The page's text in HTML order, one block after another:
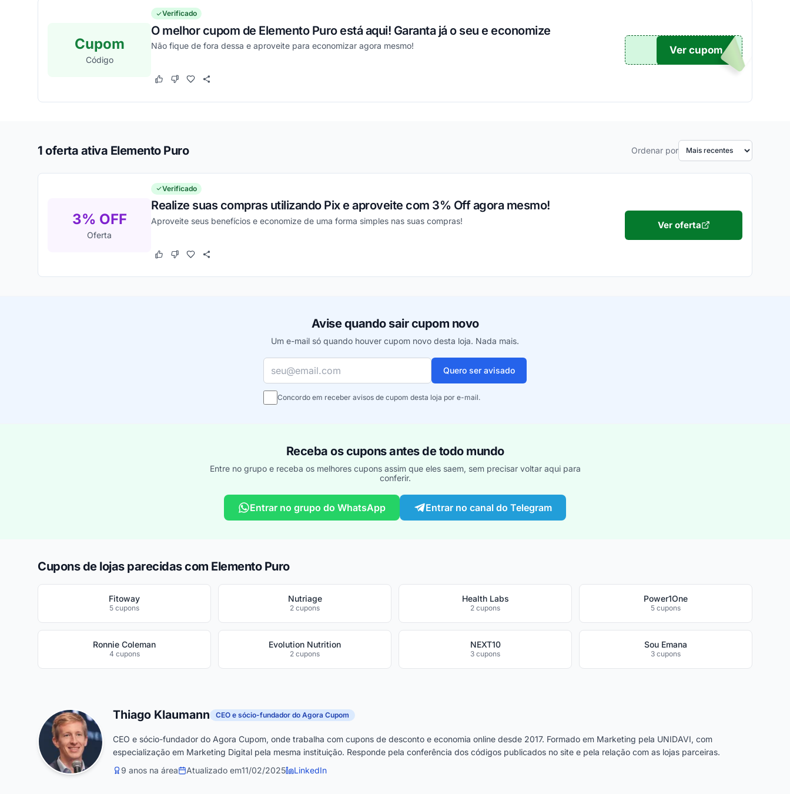
Cupom
Código
Verificado
O melhor cupom de Elemento Puro está aqui! Garanta já o seu e economize
Não fique de fora dessa e aproveite para economizar agora mesmo!
Este cupom funcionou
Este cupom não funcionou
TICO
Ver cupom
1 oferta ativa Elemento Puro Ordenar por
3% OFF
Oferta
Verificado
Realize suas compras utilizando Pix e aproveite com 3% Off agora mesmo!
Aproveite seus benefícios e economize de uma forma simples nas suas compras!
Este cupom funcionou
Este cupom não funcionou
Ver oferta
Avise quando sair cupom novo
Um e-mail só quando houver cupom novo desta loja. Nada mais.
Quero ser avisado
Concordo em receber avisos de cupom desta loja por e-mail.
Receba os cupons antes de todo mundo
Entre no grupo e receba os melhores cupons assim que eles saem, sem precisar voltar aqui para
conferir.
Entrar no grupo do WhatsApp Entrar no canal do Telegram
Cupons de lojas parecidas com Elemento Puro
Fitoway
5 cupons
Nutriage
2 cupons
Health Labs
2 cupons
Power1One
5 cupons
Ronnie Coleman
4 cupons
Evolution Nutrition
2 cupons
NEXT10
3 cupons
Sou Emana
3 cupons
Thiago Klaumann CEO e sócio-fundador do Agora Cupom
CEO e sócio-fundador do Agora Cupom, onde trabalha com cupons de desconto e economia online desde 2017. Formado em Marketing pela UNIDAVI, com
especialização em Marketing Digital pela mesma instituição. Responde pela conferência dos códigos publicados no site e pela relação com as lojas parceiras.
9 anos na área
Atualizado em11/02/2025 LinkedIn